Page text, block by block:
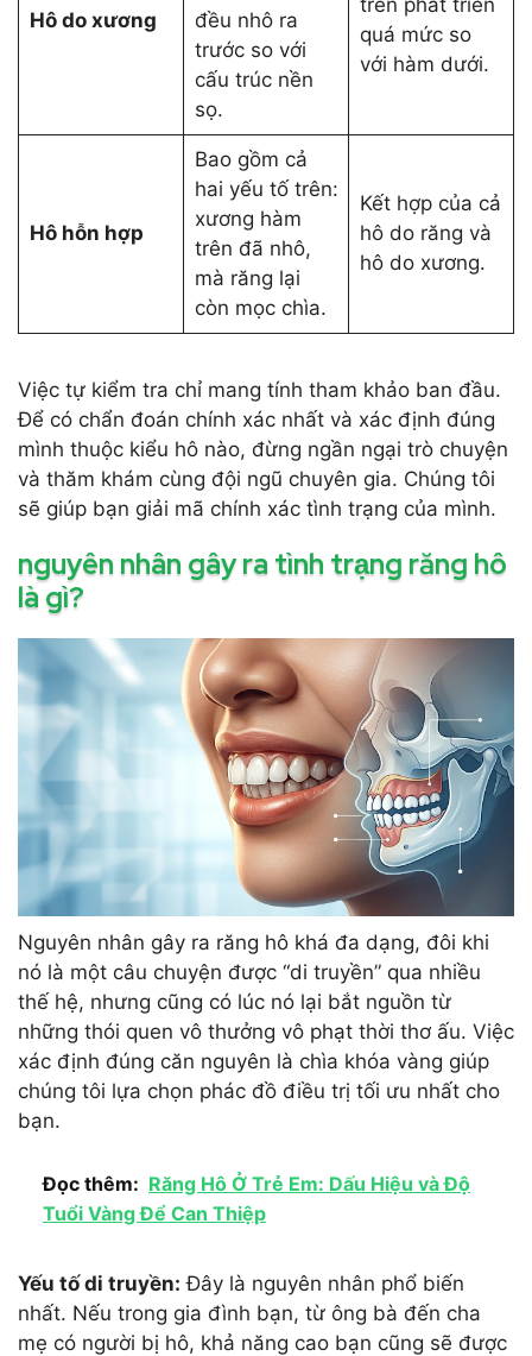
Hô do xương
đều nhô ra
trước so với
cấu trúc nền
sọ.
quá mức so
với hàm dưới.
Hô hỗn hợp
Bao gồm cả
hai yếu tố trên:
xương hàm
trên đã nhô,
mà răng lại
còn mọc chìa.
Kết hợp của cả
hô do răng và
hô do xương.
Việc tự kiểm tra chỉ mang tính tham khảo ban đầu.
Để có chẩn đoán chính xác nhất và xác định đúng
mình thuộc kiểu hô nào, đừng ngần ngại trò chuyện
và thăm khám cùng đội ngũ chuyên gia. Chúng tôi
sẽ giúp bạn giải mã chính xác tình trạng của mình.
nguyên nhân gây ra tình trạng răng hô
là gì?
Nguyên nhân gây ra răng hô khá đa dạng, đôi khi
nó là một câu chuyện được “di truyền” qua nhiều
thế hệ, nhưng cũng có lúc nó lại bắt nguồn từ
những thói quen vô thưởng vô phạt thời thơ ấu. Việc
xác định đúng căn nguyên là chìa khóa vàng giúp
chúng tôi lựa chọn phác đồ điều trị tối ưu nhất cho
bạn.
Đọc thêm: Răng Hô Ở Trẻ Em: Dấu Hiệu và Độ
Tuổi Vàng Để Can Thiệp
Yếu tố di truyền: Đây là nguyên nhân phổ biến
nhất. Nếu trong gia đình bạn, từ ông bà đến cha
mẹ có người bị hô, khả năng cao bạn cũng sẽ được